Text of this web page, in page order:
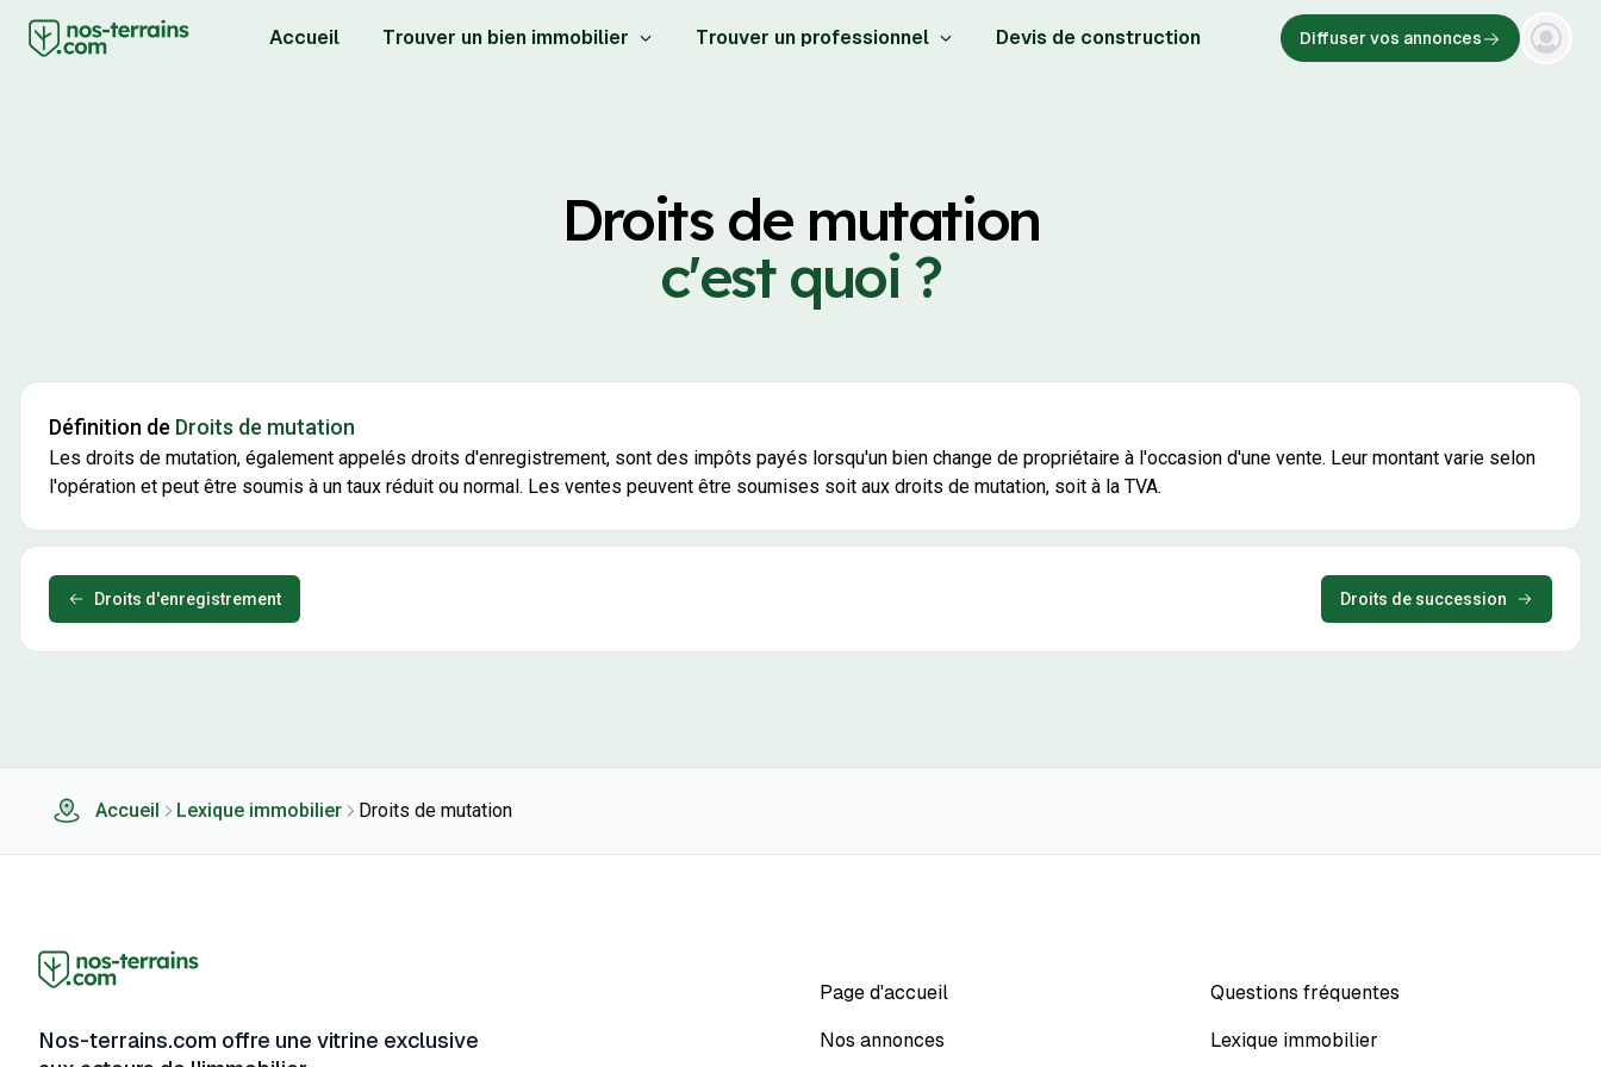
Accueil Trouver un bien immobilier Trouver un professionnel Devis de construction Diffuser vos annonces
Droits de mutation
c'est quoi ?
Définition de Droits de mutation
Les droits de mutation, également appelés droits d'enregistrement, sont des impôts payés lorsqu'un bien change de propriétaire à l'occasion d'une vente. Leur montant varie selon
l'opération et peut être soumis à un taux réduit ou normal. Les ventes peuvent être soumises soit aux droits de mutation, soit à la TVA.
Droits d'enregistrement Droits de succession
Accueil Lexique immobilier Droits de mutation
Nos-terrains.com offre une vitrine exclusive
Page d'accueil
Nos annonces
Questions fréquentes
Lexique immobilier